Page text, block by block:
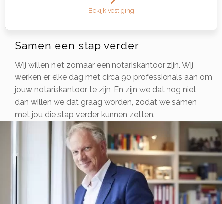
Bekijk vestiging
Samen een stap verder
Wij willen niet zomaar een notariskantoor zijn. Wij
werken er elke dag met circa 90 professionals aan om
jouw notariskantoor te zijn. En zijn we dat nog niet,
dan willen we dat graag worden, zodat we sámen
met jou die stap verder kunnen zetten.